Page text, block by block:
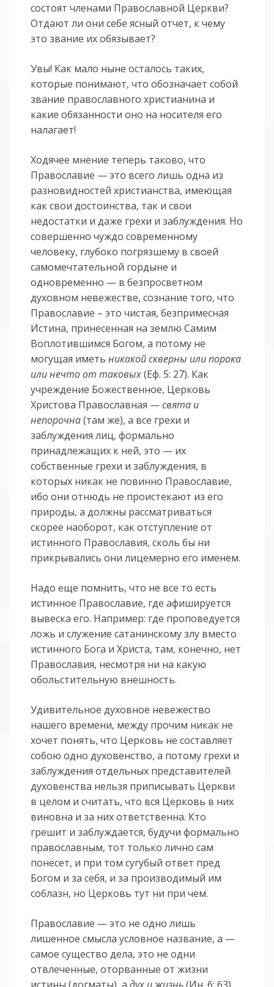
состоят членами Православной Церкви?
Отдают ли они себе ясный отчет, к чему
это звание их обязывает?
Увы! Как мало ныне осталось таких,
которые понимают, что обозначает собой
звание православного христианина и
какие обязанности оно на носителя его
налагает!
Ходячее мнение теперь таково, что
Православие — это всего лишь одна из
разновидностей христианства, имеющая
как свои достоинства, так и свои
недостатки и даже грехи и заблуждения. Но
совершенно чуждо современному
человеку, глубоко погрязшему в своей
самомечтательной гордыне и
одновременно — в безпросветном
духовном невежестве, сознание того, что
Православие – это чистая, безпримесная
Истина, принесенная на землю Самим
Воплотившимся Богом, а потому не
могущая иметьникакой скверны или порока
или нечто от таковых(Еф. 5: 27). Как
учреждение Божественное, Церковь
Христова Православная —свята и
непорочна(там же), а все грехи и
заблуждения лиц, формально
принадлежащих к ней, это — их
собственные грехи и заблуждения, в
которых никак не повинно Православие,
ибо они отнюдь не проистекают из его
природы, а должны рассматриваться
скорее наоборот, как отступление от
истинного Православия, сколь бы ни
прикрывались они лицемерно его именем.
Надо еще помнить, что не все то есть
истинное Православие, где афишируется
вывеска его. Например: где проповедуется
ложь и служение сатанинскому злу вместо
истинного Бога и Христа, там, конечно, нет
Православия, несмотря ни на какую
обольстительную внешность.
Удивительное духовное невежество
нашего времени, между прочим никак не
хочет понять, что Церковь не составляет
собою одно духовенство, а потому грехи и
заблуждения отдельных представителей
духовенства нельзя приписывать Церкви
в целом и считать, что вся Церковь в них
виновна и за них ответственна. Кто
грешит и заблуждается, будучи формально
православным, тот только лично сам
понесет, и при том сугубый ответ пред
Богом и за себя, и за производимый им
соблазн, но Церковь тут ни при чем.
Православие — это не одно лишь
лишенное смысла условное название, а —
самое существо дела, это не одни
отвлеченные, оторванные от жизни